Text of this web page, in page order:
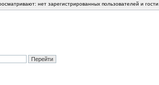
нет зарегистрированных пользователей и